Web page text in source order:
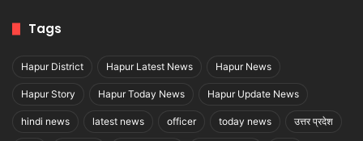
Tags
Hapur District Hapur Latest News Hapur News
Hapur Story Hapur Today News Hapur Update News
hindi news latest news officer today news उत्तर प्रदेश